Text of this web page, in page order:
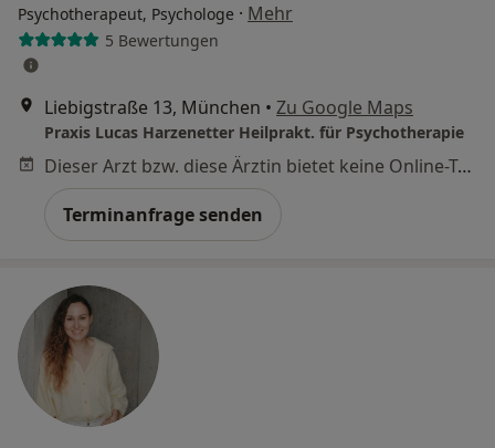
Psychotherapeut, Psychologe · Mehr
5 Bewertungen
Liebigstraße 13, München • Zu Google Maps
Praxis Lucas Harzenetter Heilprakt. für Psychotherapie
Dieser Arzt bzw. diese Ärztin bietet keine Online-Terminbuchung an diesem Standort an.
Terminanfrage senden